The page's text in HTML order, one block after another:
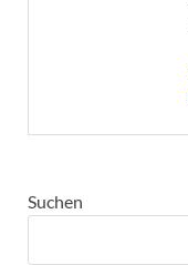
Suchen